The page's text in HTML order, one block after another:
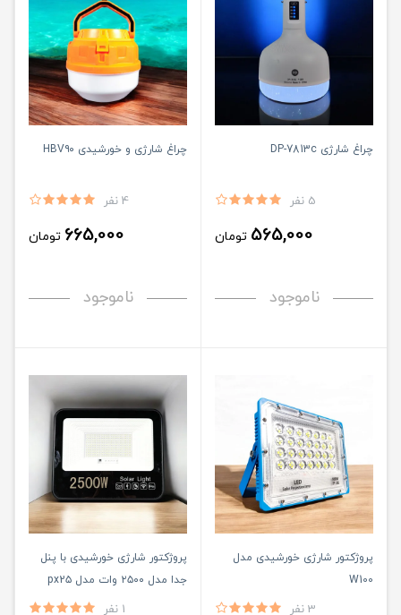
چراغ شارژی DP-7813c
5 نفر
565,000 تومان
ناموجود
چراغ شارژی و خورشیدی HBV۹۰
4 نفر
665,000 تومان
ناموجود
پروژکتور شارژی خورشیدی مدل
W100
3 نفر
پروژکتور شارژی خورشیدی با پنل
جدا مدل ۲۵۰۰ وات مدل px2۵
1 نفر